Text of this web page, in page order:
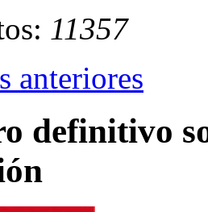
11357
anteriores
definitivo